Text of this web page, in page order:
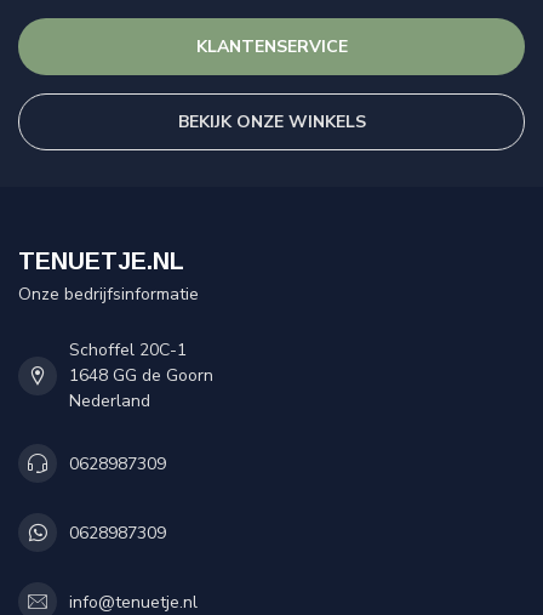
KLANTENSERVICE
BEKIJK ONZE WINKELS
TENUETJE.NL
Onze bedrijfsinformatie
Schoffel 20C-1
1648 GG de Goorn
Nederland
0628987309
0628987309
info@tenuetje.nl